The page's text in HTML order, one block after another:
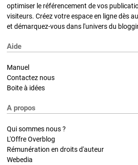
optimiser le référencement de vos
visiteurs. Créez votre espace en ligne dès
et démarquez-vous dans l'univers du
Aide
Manuel
Contactez nous
Boite à idées
A propos
Qui sommes nous ?
L'Offre Overblog
Rémunération en droits d'auteur
Webedia